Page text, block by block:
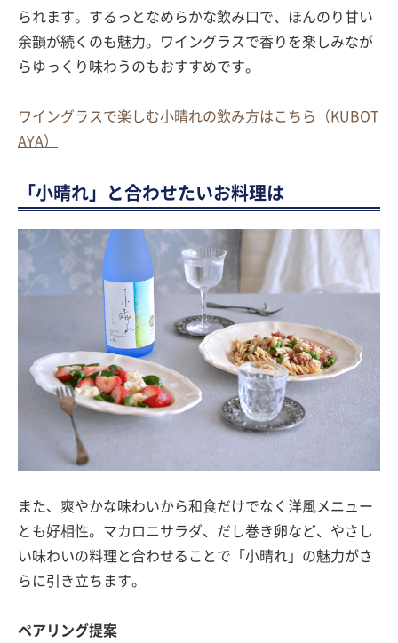
られます。するっとなめらかな飲み口で、ほんのり甘い
余韻が続くのも魅力。ワイングラスで香りを楽しみなが
らゆっくり味わうのもおすすめです。
ワイングラスで楽しむ小晴れの飲み方はこちら（KUBOT
AYA）
「小晴れ」と合わせたいお料理は
また、爽やかな味わいから和食だけでなく洋風メニュー
とも好相性。マカロニサラダ、だし巻き卵など、やさし
い味わいの料理と合わせることで「小晴れ」の魅力がさ
らに引き立ちます。
ペアリング提案